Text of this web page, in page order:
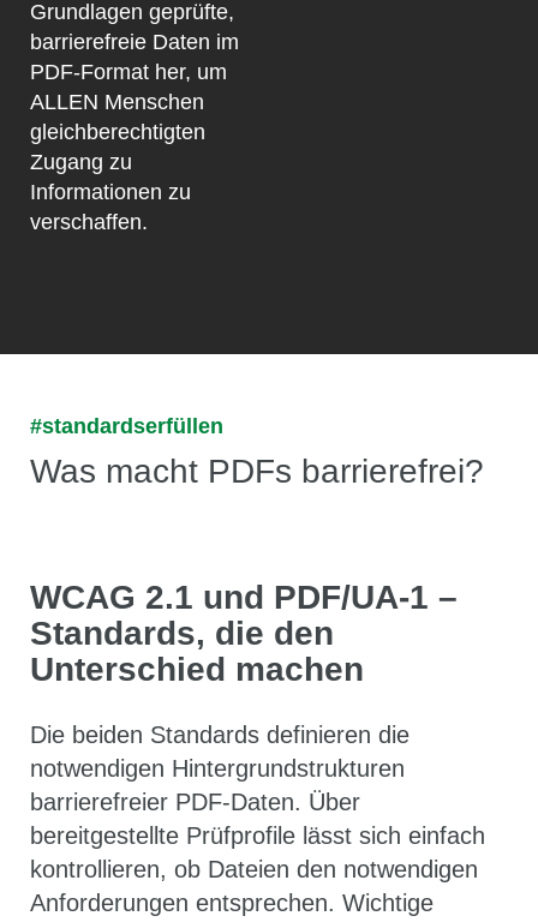
Grundlagen geprüfte,
barrierefreie Daten im
PDF-Format her, um
ALLEN Menschen
gleichberechtigten
Zugang zu
Informationen zu
verschaffen.
#standardserfüllen
Was macht PDFs barrierefrei?
WCAG 2.1 und PDF/UA-1 –
Standards, die den
Unterschied machen
Die beiden Standards definieren die
notwendigen Hintergrundstrukturen
barrierefreier PDF-Daten. Über
bereitgestellte Prüfprofile lässt sich einfach
kontrollieren, ob Dateien den notwendigen
Anforderungen entsprechen. Wichtige